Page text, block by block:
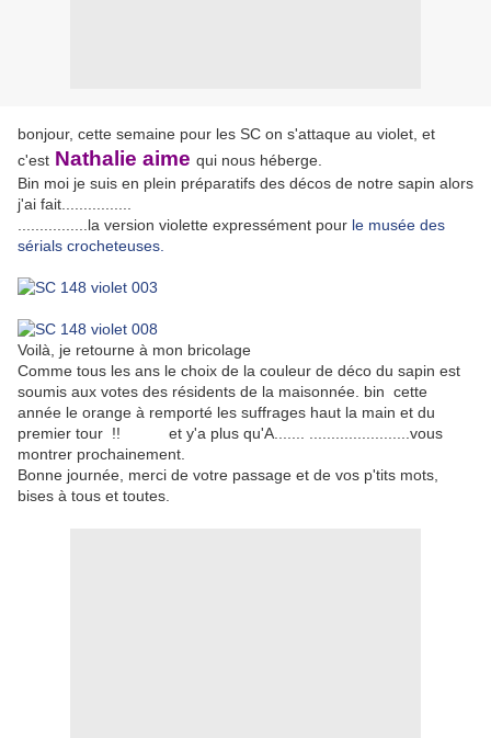
bonjour, cette semaine pour les SC on s'attaque au violet, et
c'est Nathalie aime qui nous héberge.
Bin moi je suis en plein préparatifs des décos de notre sapin alors
j'ai fait................
................la version violette expressément pour le musée des
sérials crocheteuses.
Voilà, je retourne à mon bricolage
Comme tous les ans le choix de la couleur de déco du sapin est
soumis aux votes des résidents de la maisonnée. bin cette
année le orange à remporté les suffrages haut la main et du
premier tour !! et y'a plus qu'A....... .......................vous
montrer prochainement.
Bonne journée, merci de votre passage et de vos p'tits mots,
bises à tous et toutes.